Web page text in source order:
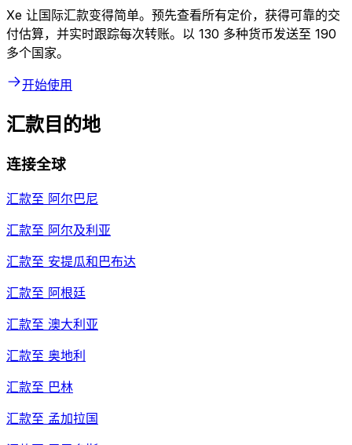
Xe 让国际汇款变得简单。预先查看所有定价，获得可靠的交
付估算，并实时跟踪每次转账。以 130 多种货币发送至 190
多个国家。
开始使用
汇款目的地
连接全球
汇款至 阿尔巴尼
汇款至 阿尔及利亚
汇款至 安提瓜和巴布达
汇款至 阿根廷
汇款至 澳大利亚
汇款至 奥地利
汇款至 巴林
汇款至 孟加拉国